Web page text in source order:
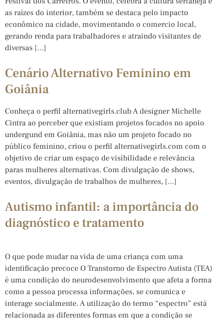
as raízes do interior, também se destaca pelo impacto
econômico na cidade, movimentando o comercio local,
gerando renda para trabalhadores e atraindo visitantes de
diversas […]
Cenário Alternativo Feminino em
Goiânia
Conheça o perfil alternativegirls.club A designer Michelle
Cintra ao perceber que existiam projetos focados no apoio
undergund em Goiânia, mas não um projeto focado no
público feminino, criou o perfil alternativegirls.com com o
objetivo de criar um espaço de visibilidade e relevância
paras mulheres alternativas. Com divulgação de shows,
eventos, divulgação de trabalhos de mulheres, […]
Autismo infantil: a importância do
diagnóstico e tratamento
O que pode mudar na vida de uma criança com uma
identificação precoce O Transtorno de Espectro Autista (TEA)
é uma condição do neurodesenvolvimento que afeta a forma
como a pessoa processa informações, se comunica e
interage socialmente. A utilização do termo “espectro” está
relacionada as diferentes formas em que a condição se